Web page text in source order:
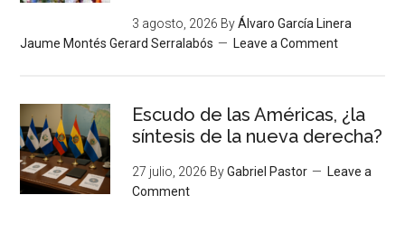
3 agosto, 2026 ByÁlvaro García Linera
Jaume Montés Gerard Serralabós
Leave a Comment
Escudo de las Américas, ¿la
síntesis de la nueva derecha?
27 julio, 2026 ByGabriel Pastor
Leave a
Comment